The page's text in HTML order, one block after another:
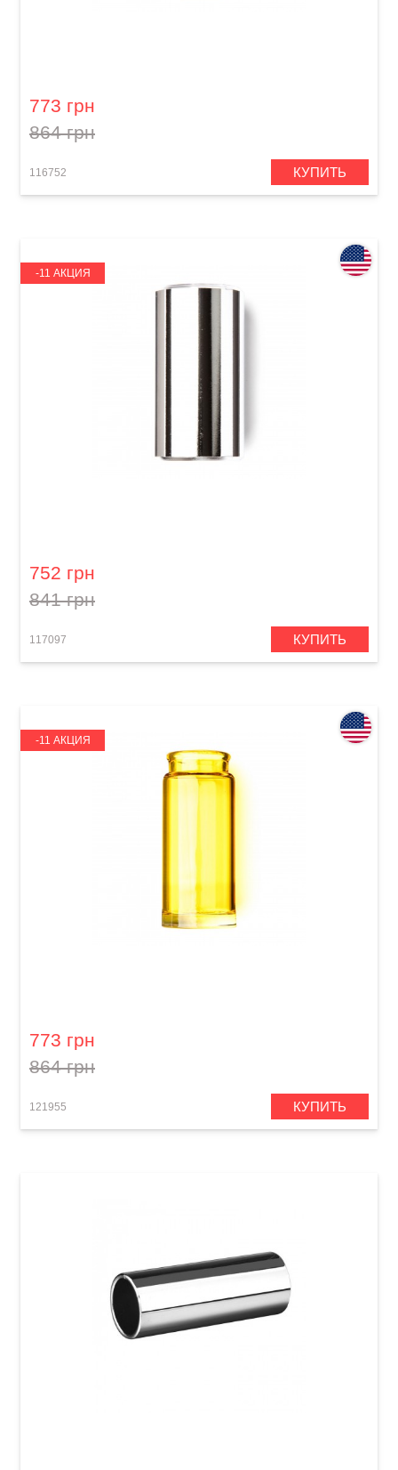
773 грн
864 грн
116752 КУПИТЬ
-11 АКЦИЯ
752 грн
841 грн
117097 КУПИТЬ
-11 АКЦИЯ
773 грн
864 грн
121955 КУПИТЬ